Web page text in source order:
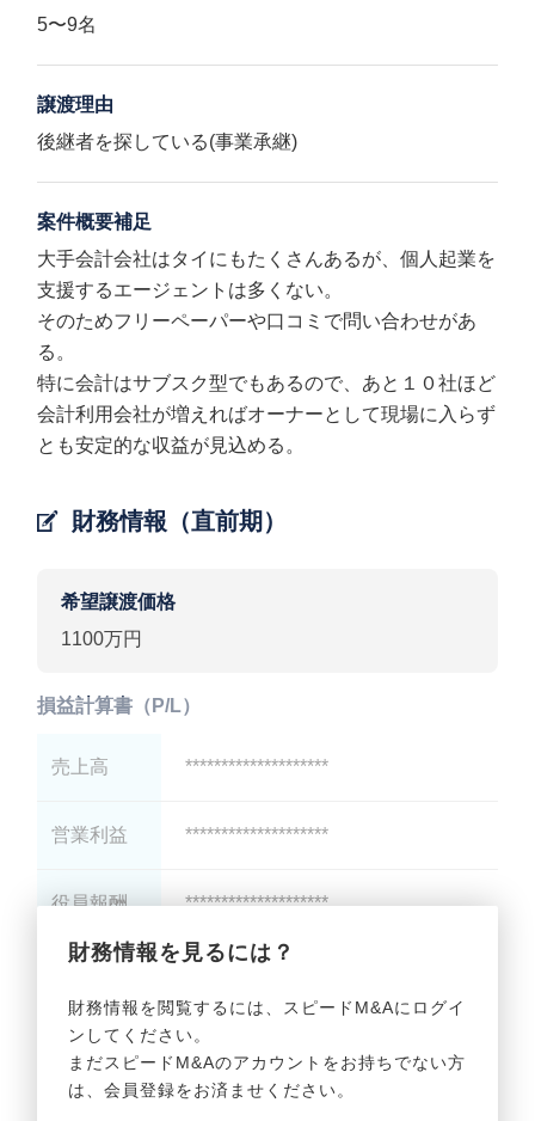
5〜9名
譲渡理由
後継者を探している(事業承継)
案件概要補足
大手会計会社はタイにもたくさんあるが、個人起業を
支援するエージェントは多くない。
そのためフリーペーパーや口コミで問い合わせがあ
る。
特に会計はサブスク型でもあるので、あと１０社ほど
会計利用会社が増えればオーナーとして現場に入らず
とも安定的な収益が見込める。
財務情報（直前期）
希望譲渡価格
1100万円
財務情報を見るには？
財務情報を閲覧するには、スピードM&Aにログイ
ンしてください。
まだスピードM&Aのアカウントをお持ちでない方
は、会員登録をお済ませください。
損益計算書（P/L）
売上高 ********************
営業利益 ********************
役員報酬 ********************
貸借対照表（B/S）
総資産 ********************